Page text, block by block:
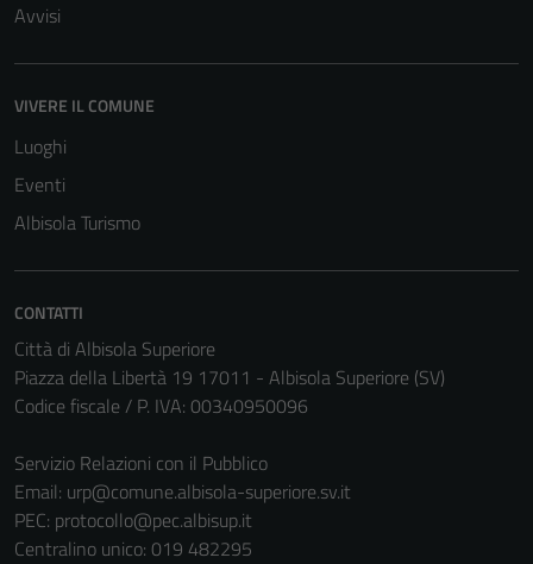
Avvisi
VIVERE IL COMUNE
Luoghi
Eventi
Albisola Turismo
CONTATTI
Città di Albisola Superiore
Piazza della Libertà 19 17011 - Albisola Superiore (SV)
Codice fiscale / P. IVA: 00340950096
Servizio Relazioni con il Pubblico
Email: urp@comune.albisola-superiore.sv.it
PEC: protocollo@pec.albisup.it
Centralino unico: 019 482295